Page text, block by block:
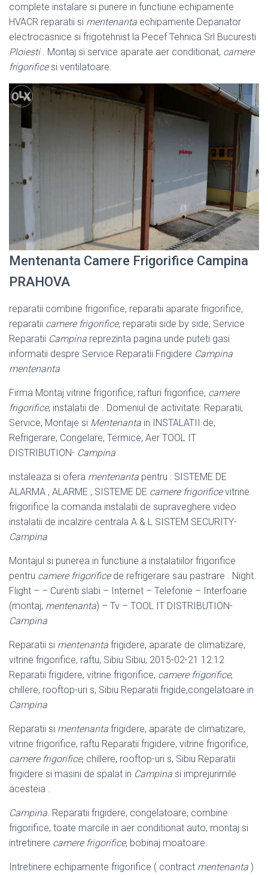
complete instalare si punere in functiune echipamente
HVACR reparatii si mentenanta echipamente Depanator
electrocasnice si frigotehnist la Pecef Tehnica Srl Bucuresti
Ploiesti. Montaj si service aparate aer conditionat, camere
frigorificesi ventilatoare.
Mentenanta Camere Frigorifice Campina
PRAHOVA
reparatii combine frigorifice, reparatii aparate frigorifice,
reparatii camere frigorifice, reparatii side by side, Service
Reparatii Campina reprezinta pagina unde puteti gasi
informatii despre Service Reparatii Frigidere Campina
mentenanta
Firma Montaj vitrine frigorifice, rafturi frigorifice, camere
frigorifice, instalatii de . Domeniul de activitate: Reparatii,
Service, Montaje si Mentenanta in INSTALATII de;
Refrigerare, Congelare, Termice, Aer TOOL IT
DISTRIBUTION- Campina
instaleaza si ofera mentenanta pentru : SISTEME DE
ALARMA , ALARME , SISTEME DE camere frigorificevitrine
frigorifice la comanda instalatii de supraveghere video
instalatii de incalzire centrala A & L SISTEM SECURITY-
Campina
Montajul si punerea in functiune a instalatiilor frigorifice
pentru camere frigorificede refrigerare sau pastrare . Night
Flight – – Curenti slabi – Internet – Telefonie – Interfoane
(montaj, mentenanta) – Tv – TOOL IT DISTRIBUTION-
Campina
Reparatii si mentenanta frigidere, aparate de climatizare,
vitrine frigorifice, raftu, Sibiu Sibiu, 2015-02-21 12:12
Reparatii frigidere, vitrine frigorifice, camere frigorifice,
chillere, rooftop-uri s, Sibiu Reparatii frigide,congelatoare in
Campina
Reparatii si mentenanta frigidere, aparate de climatizare,
vitrine frigorifice, raftu Reparatii frigidere, vitrine frigorifice,
camere frigorifice, chillere, rooftop-uri s, Sibiu Reparatii
frigidere si masini de spalat in Campina si imprejurimile
acesteia .
Campina . Reparatii frigidere, congelatoare, combine
frigorifice, toate marcile in aer conditionat auto, montaj si
intretinere camere frigorifice, bobinaj moatoare.
Intretinere echipamente frigorifice ( contract mentenanta )